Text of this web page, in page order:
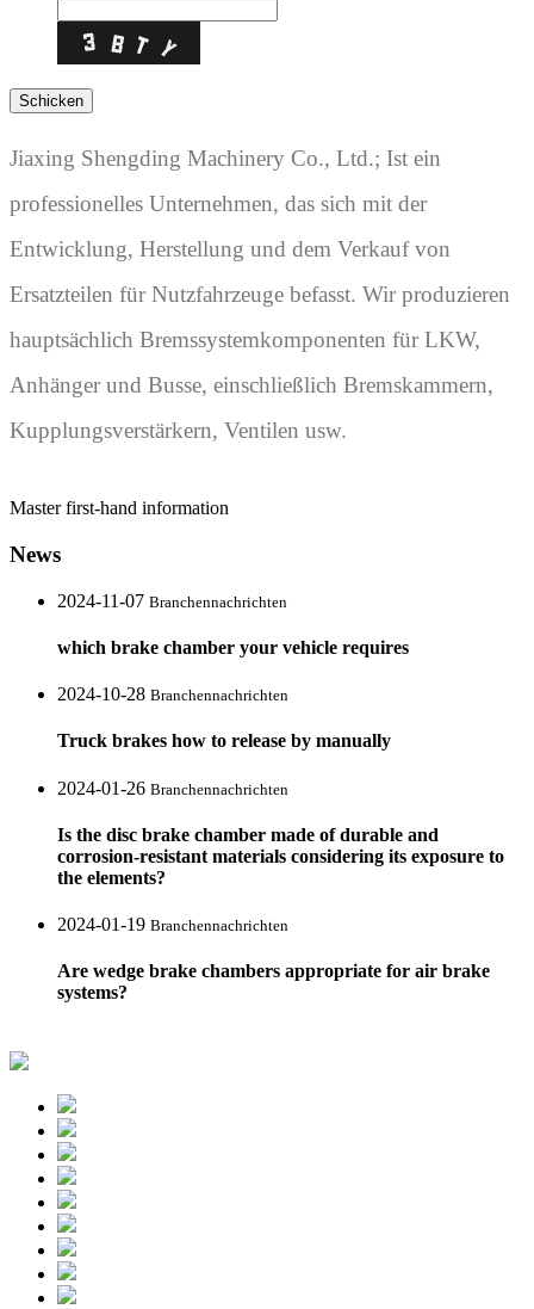
Jiaxing Shengding Machinery Co., Ltd.; Ist ein
professionelles Unternehmen, das sich mit der
Entwicklung, Herstellung und dem Verkauf von
Ersatzteilen für Nutzfahrzeuge befasst. Wir produzieren
hauptsächlich Bremssystemkomponenten für LKW,
Anhänger und Busse, einschließlich Bremskammern,
Kupplungsverstärkern, Ventilen usw.
Master first-hand information
News
2024-11-07 Branchennachrichten
which brake chamber your vehicle requires
2024-10-28 Branchennachrichten
Truck brakes how to release by manually
2024-01-26 Branchennachrichten
Is the disc brake chamber made of durable and
corrosion-resistant materials considering its exposure to
the elements?
2024-01-19 Branchennachrichten
Are wedge brake chambers appropriate for air brake
systems?